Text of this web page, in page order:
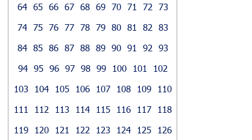
64 65 66 67 68 69 70 71 72
73
74 75 76 77 78 79 80 81 82
83
84 85 86 87 88 89 90 91 92
93
94 95 96 97 98 99 100 101
102
103
104 105 106 107 108 109
110
111
112 113 114 115 116 117
118
119
120 121 122 123 124 125
126